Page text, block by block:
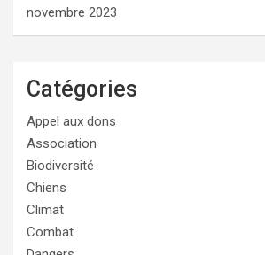
novembre 2023
Catégories
Appel aux dons
Association
Biodiversité
Chiens
Climat
Combat